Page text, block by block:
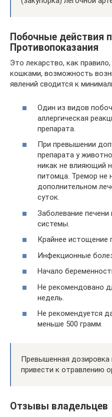
Побочные действия
Противопоказания
Это лекарство, как
кошками, возможность
явлений сводится к
Один из видов
аллергическая
препарата.
При превышении
препарата у
никак не влияющий
питомца. Тремор не
дополнительном
суток.
Заболевание
системы.
Крайнее истощение
Инфекционные
Начало
Не рекомендовано
недель.
Не рекомендуется
меньше 500 грамм.
Превышенная дозировка
привести к отравлению
Отзывы владельцев